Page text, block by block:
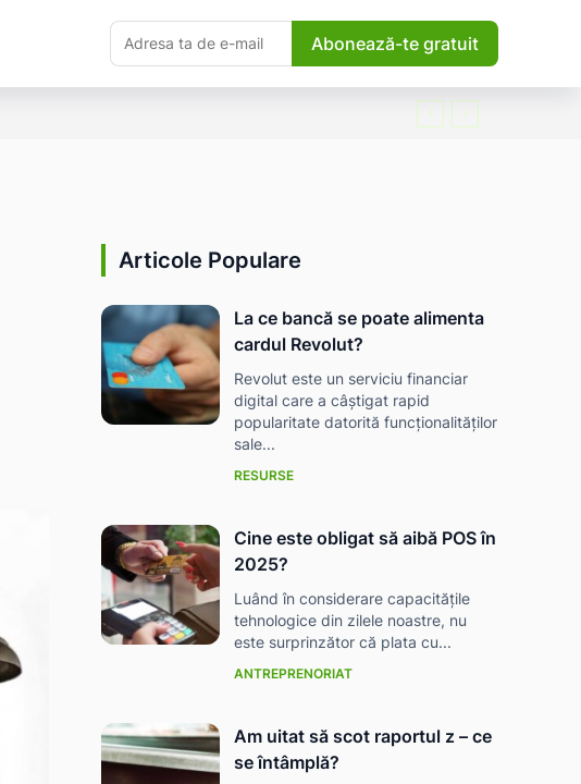
Abonează-te gratuit
Articole Populare
La ce bancă se poate alimenta
cardul Revolut?
Revolut este un serviciu financiar
digital care a câștigat rapid
popularitate datorită funcționalităților
sale...
RESURSE
Cine este obligat să aibă POS în
2025?
Luând în considerare capacitățile
tehnologice din zilele noastre, nu
este surprinzător că plata cu...
ANTREPRENORIAT
Am uitat să scot raportul z – ce
se întâmplă?